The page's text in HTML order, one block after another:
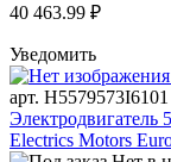
40 463.99 ₽
Уведомить
арт. H5579573I6101
Electrics Motors